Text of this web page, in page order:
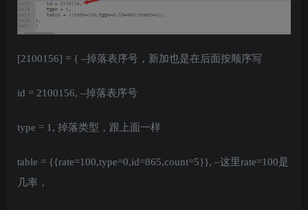
[2100156] = { –掉落表序号，新加也是在后面按顺序写
id = 2100156, –掉落表序号
type = 1, 掉落类型，跟上面一样
table = {{rate=100,type=0,id=865,count=5}}, –这里rate=100是
几率，